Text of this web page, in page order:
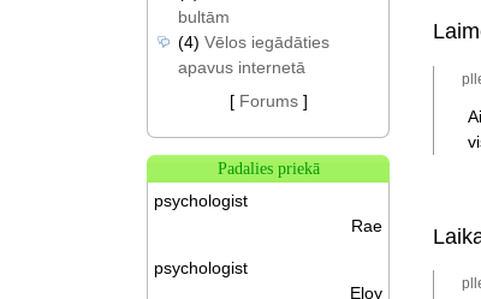
bultām
(4) Vēlos iegādāties
apavus internetā
[ Forums]
Padalies priekā
psychologist
Rae
psychologist
Eloy